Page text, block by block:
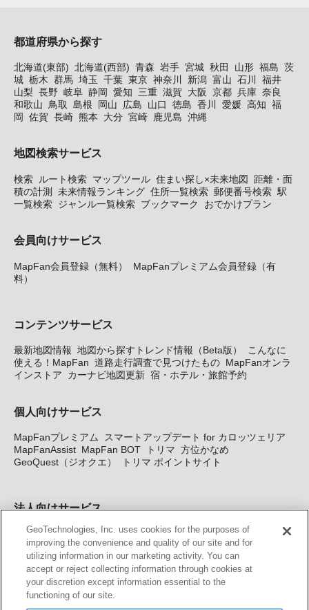
都道府県から探す
北海道(東部) 北海道(西部) 青森 岩手 宮城 秋田 山形 福島 茨
城 栃木 群馬 埼玉 千葉 東京 神奈川 新潟 富山 石川
福井
山梨 長野 岐阜 静岡 愛知 三重 滋賀 大阪 京都 兵庫 奈良
和歌山
鳥取 島根 岡山 広島 山口 徳島 香川 愛媛 高知 福
岡
佐賀 長崎 熊本 大分 宮崎 鹿児島 沖縄
地図検索サービス
検索 ルート検索 マップツール 住まい探し×未来地図
距離・面
積の計測
未来情報ランキング 住所一覧検索 郵便番号検索 駅
一覧検索 ジャンル一覧検索 ブックマーク おでかけプラン
会員向けサービス
MapFan会員登録（無料）
MapFanプレミアム会員登録（有
料）
コンテンツサービス
最新地図情報 地図から探すトレンド情報（Beta版）
こんなに
使える！MapFan 道路走行調査で見つけたもの MapFanオンラ
インストア
カーナビ地図更新 宿・ホテル・旅館予約
個人向けサービス
MapFanプレミアム
スマートアップデート for カロッツェリア
MapFanAssist MapFan BOT トリマ 方位かなめ
GeoQuest（ジオクエ）
トリマ ポイントサイト
法人向けサービス
法人向け地図・位置情報サービス WEBサイト・システム向け地
図API Windows PC向け地図開発キット MapFan DB 住所確認
サービス
MAP WORLD+ トリマ広告 Geo-Research
カーナビ地図更新サービス
GeoTechnologies, Inc. uses cookies for the purposes of
improving the convenience and quality of our site and for
utilizing information in our marketing activity. You can
accept or reject collecting information through cookies at
your discretion except information essential to the
functioning of our site.